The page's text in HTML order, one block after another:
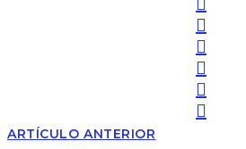
ARTÍCULO ANTERIOR